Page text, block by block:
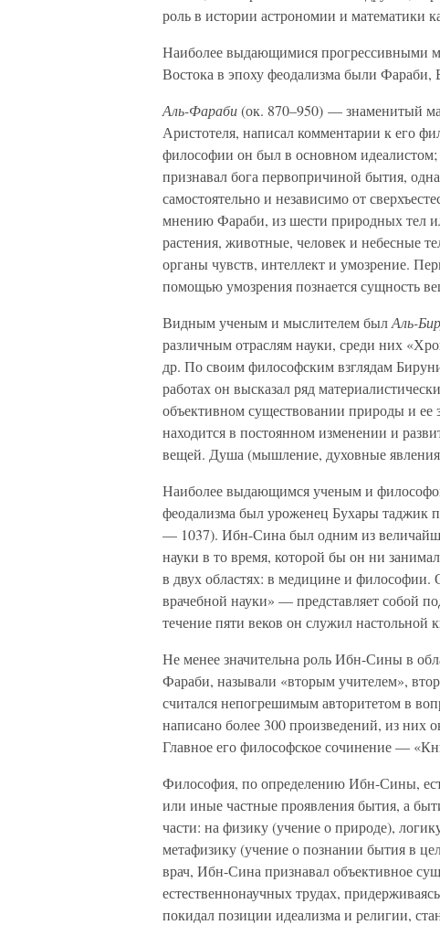
роль в истории астрономии и математики
Наиболее выдающимися прогрессивными
Востока в эпоху феодализма были
Аль-Фараби(ок. 870–950) — знаменитый
Аристотеля, написал комментарии к его
философии он был в основном
признавал бога первопричиной бытия,
самостоятельно и независимо от
мнению Фараби, из шести природных тел
растения, животные, человек и небесные
органы чувств, интеллект и умозрение.
помощью умозрения познается сущность
Видным ученым и мыслителем былАль-
различным отраслям науки, среди них
др. По своим философским взглядам
работах он высказал ряд
объективном существовании природы и
находится в постоянном изменении и
вещей. Душа (мышление, духовные явления)
Наиболее выдающимся ученым и
феодализма был уроженец Бухары таджик
— 1037). Ибн-Сина был одним из
науки в то время, которой бы он ни
в двух областях: в медицине и
врачебной науки» — представляет собой
течение пяти веков он служил настольной
Не менее значительна роль Ибн-Сины в
Фараби, называли «вторым учителем»,
считался непогрешимым авторитетом в
написано более 300 произведений, из них
Главное его философское сочинение —
Философия, по определению Ибн-Сины,
или иные частные проявления бытия, а
части: на физику (учение о природе),
метафизику (учение о познании бытия в
врач, Ибн-Сина признавал объективное
естественнонаучных трудах,
покидал позиции идеализма и религии,